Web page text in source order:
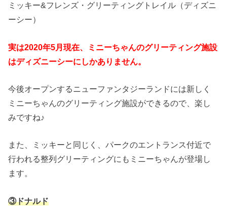
ミッキー&フレンズ・グリーティングトレイル（ディズニ
ーシー）
実は2020年5月現在、ミニーちゃんのグリーティング施設
はディズニーシーにしかありません。
今後オープンするニューファンタジーランドには新しく
ミニーちゃんのグリーティング施設ができるので、楽し
みですね♪
また、ミッキーと同じく、パークのエントランス付近で
行われる整列グリーティングにもミニーちゃんが登場し
ます。
③ドナルド